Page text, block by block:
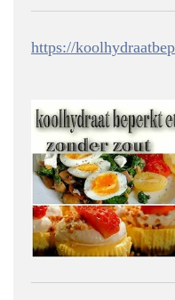
https://